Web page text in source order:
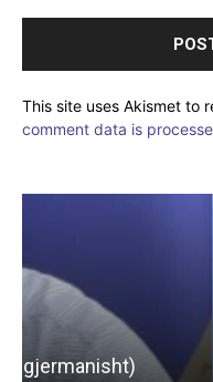
This site uses Akismet to
comment data is
MOS E
TUAJ NGA